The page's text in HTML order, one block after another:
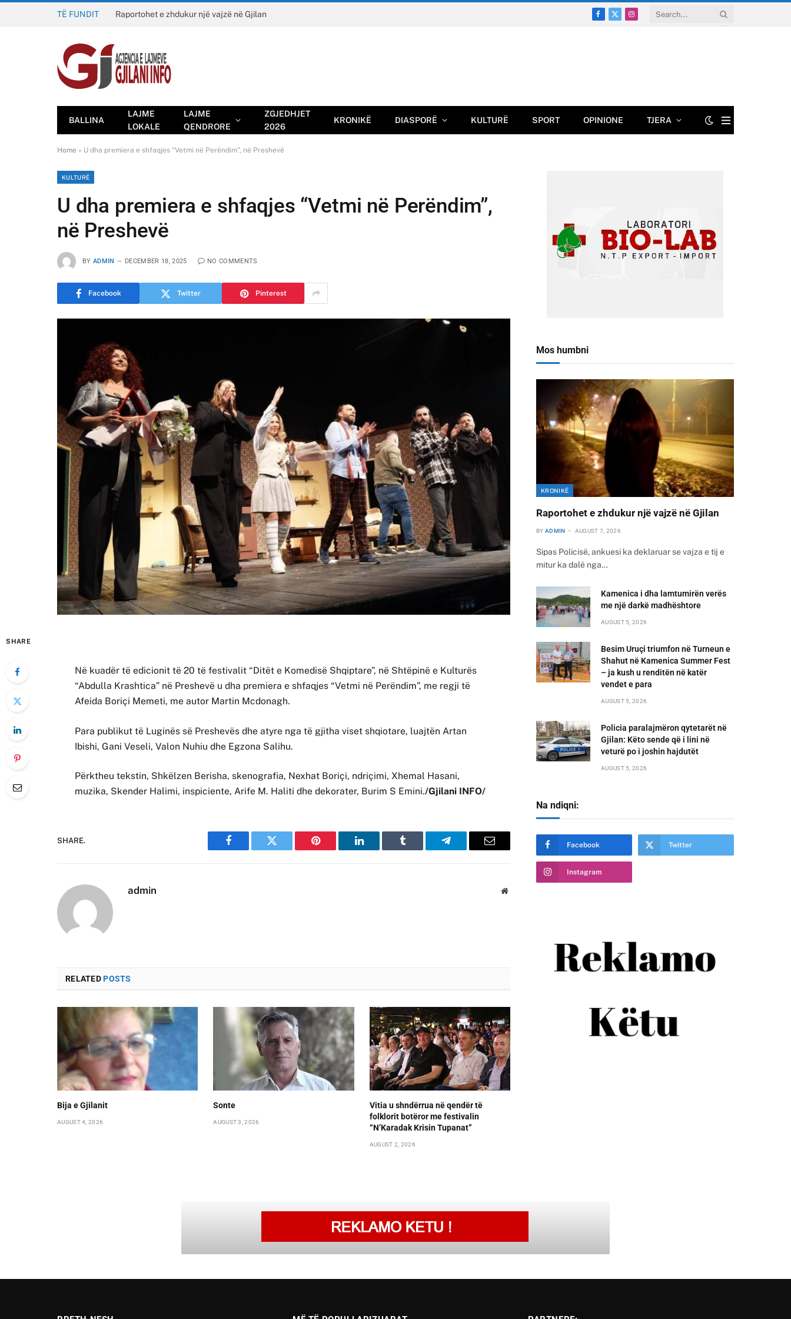
TË FUNDIT Raportohet e zhdukur një vajzë në Gjilan
Facebook
X
Instagram
BALLINA
LAJME
LOKALE
LAJME
QENDRORE
ZGJEDHJET
2026
KRONIKË DIASPORË KULTURË SPORT OPINIONE TJERA
Home » U dha premiera e shfaqjes “Vetmi në Perëndim”, në Preshevë
KULTURË
U dha premiera e shfaqjes “Vetmi në Perëndim”,
në Preshevë
BY ADMIN DECEMBER 18, 2025 NO COMMENTS
Facebook Twitter Pinterest
SHARE
Në kuadër të edicionit të 20 të festivalit “Ditët e Komedisë Shqiptare”, në Shtëpinë e Kulturës
“Abdulla Krashtica” në Preshevë u dha premiera e shfaqjes “Vetmi në Perëndim”, me regji të
Afeida Boriçi Memeti, me autor Martin Mcdonagh.
Para publikut të Luginës së Preshevës dhe atyre nga të gjitha viset shqiotare, luajtën Artan
Ibishi, Gani Veseli, Valon Nuhiu dhe Egzona Salihu.
Përktheu tekstin, Shkëlzen Berisha, skenografia, Nexhat Boriçi, ndriçimi, Xhemal Hasani,
muzika, Skender Halimi, inspiciente, Arife M. Haliti dhe dekorater, Burim S Emini./Gjilani INFO/
SHARE.
Facebook Twitter Pinterest LinkedIn Tumblr Telegram Email
admin Website
RELATEDPOSTS
Bija e Gjilanit
AUGUST 4, 2026
Sonte
AUGUST 3, 2026
Vitia u shndërrua në qendër të
folklorit botëror me festivalin
“N’Karadak Krisin Tupanat”
AUGUST 2, 2026
Mos humbni
KRONIKË
Raportohet e zhdukur një vajzë në Gjilan
BY ADMIN AUGUST 7, 2026
Sipas Policisë, ankuesi ka deklaruar se vajza e tij e
mitur ka dalë nga…
Kamenica i dha lamtumirën verës
me një darkë madhështore
AUGUST 5, 2026
Besim Uruçi triumfon në Turneun e
Shahut në Kamenica Summer Fest
– ja kush u renditën në katër
vendet e para
AUGUST 5, 2026
Policia paralajmëron qytetarët në
Gjilan: Këto sende që i lini në
veturë po i joshin hajdutët
AUGUST 5, 2026
Na ndiqni:
Facebook Twitter
Instagram